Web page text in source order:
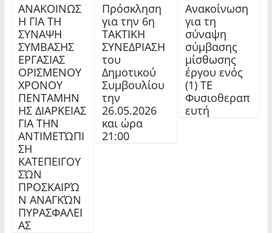
ΑΝΑΚΟΙΝΩΣ
Η ΓΙΑ ΤΗ
ΣΥΝΑΨΗ
ΣΥΜΒΑΣΗΣ
ΕΡΓΑΣΙΑΣ
ΟΡΙΣΜΕΝΟΥ
ΧΡΟΝΟΥ
ΠΕΝΤΑΜΗΝ
ΗΣ ΔΙΑΡΚΕΙΑΣ
ΓΙΑ ΤΗΝ
ΑΝΤΙΜΕΤΏΠΙ
ΣΗ
ΚΑΤΕΠΕΙΓΟΥ
ΣΏΝ
ΠΡΟΣΚΑΙΡΏ
Ν ΑΝΑΓΚΏΝ
ΠΥΡΑΣΦΑΛΕΙ
ΑΣ
Πρόσκληση
για την 6η
ΤΑΚΤΙΚΗ
ΣΥΝΕΔΡΙΑΣΗ
του
Δημοτικού
Συμβουλίου
την
26.05.2026
και ώρα
21:00
Ανακοίνωση
για τη
σύναψη
σύμβασης
μίσθωσης
έργου ενός
(1) ΤΕ
Φυσιοθεραπ
ευτή